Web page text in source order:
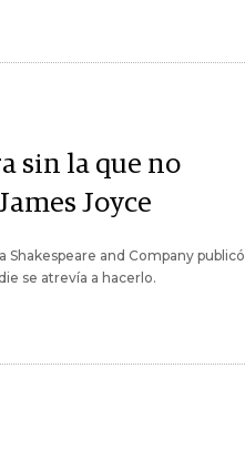
sin la que no
Joyce
Shakespeare and Company publicó
se atrevía a hacerlo.